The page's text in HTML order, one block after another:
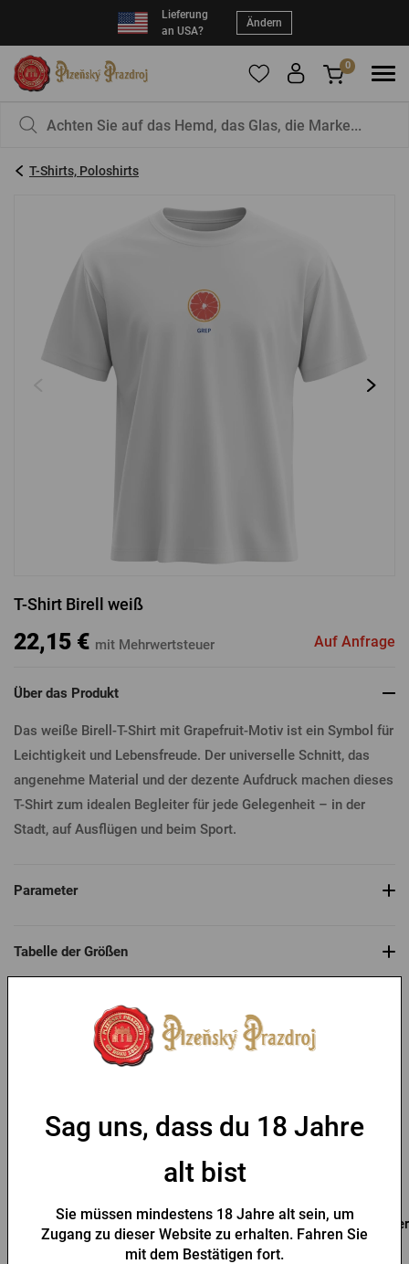
Lieferung
an USA?
Ändern
registrieren Sie sich
Kennwort:
0
schade?
T-Shirts, Poloshirts
T-Shirt Birell weiß
22,15 € mit Mehrwertsteuer Auf Anfrage
Über das Produkt
Das weiße Birell-T-Shirt mit Grapefruit-Motiv ist ein Symbol für
Leichtigkeit und Lebensfreude. Der universelle Schnitt, das
angenehme Material und der dezente Aufdruck machen dieses
T-Shirt zum idealen Begleiter für jede Gelegenheit – in der
Stadt, auf Ausflügen und beim Sport.
Parameter
Tabelle der Größen
Das könnte Sie interessieren
Herren T-Shirt Pilsner
Urquell mit Siegel
Herren T-Shirt PU Logo
mit Siegel schwarz
Sag uns, dass du 18 Jahre
alt bist
Sie müssen mindestens 18 Jahre alt sein, um
Zugang zu dieser Website zu erhalten. Fahren Sie
mit dem Bestätigen fort.